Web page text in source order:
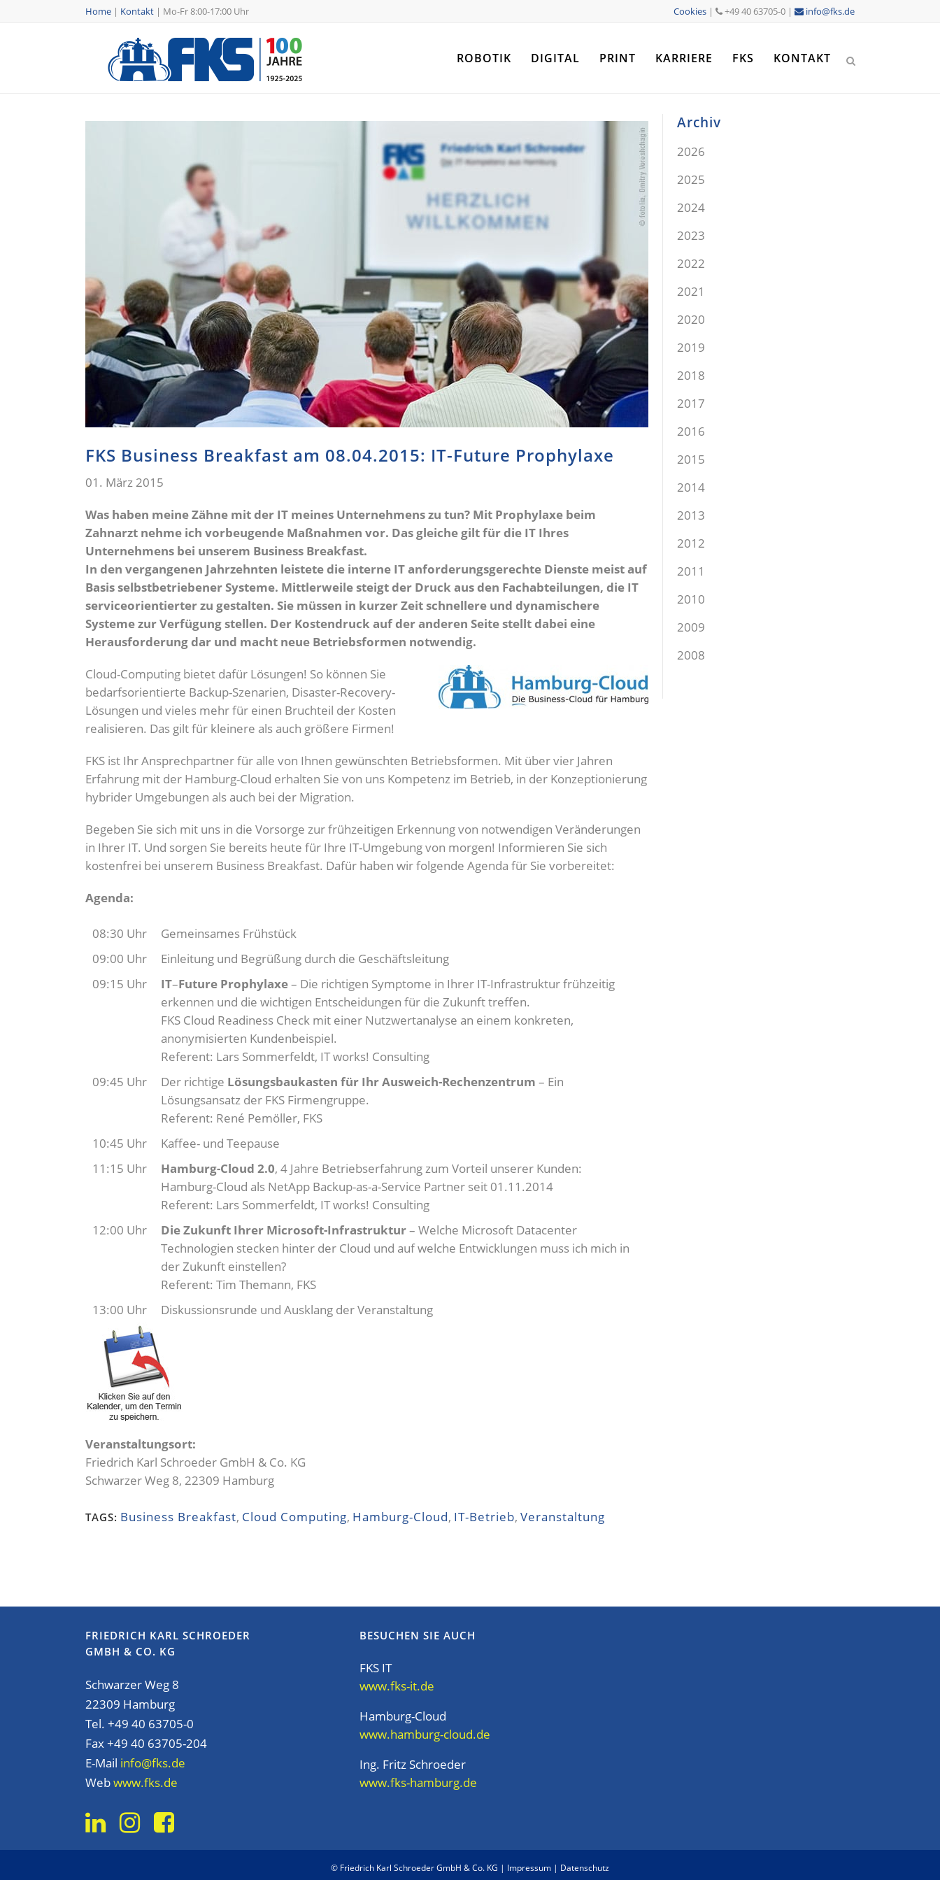
Home | Kontakt | Mo-Fr 8:00-17:00 Uhr Cookies | +49 40 63705-0 | info@fks.de
ROBOTIK DIGITAL PRINT KARRIERE FKS KONTAKT
FKS Business Breakfast am 08.04.2015: IT-Future Prophylaxe
01. März 2015
Was haben meine Zähne mit der IT meines Unternehmens zu tun? Mit Prophylaxe beim
Zahnarzt nehme ich vorbeugende Maßnahmen vor. Das gleiche gilt für die IT Ihres
Unternehmens bei unserem Business Breakfast.
In den vergangenen Jahrzehnten leistete die interne IT anforderungsgerechte Dienste meist auf
Basis selbstbetriebener Systeme. Mittlerweile steigt der Druck aus den Fachabteilungen, die IT
serviceorientierter zu gestalten. Sie müssen in kurzer Zeit schnellere und dynamischere
Systeme zur Verfügung stellen. Der Kostendruck auf der anderen Seite stellt dabei eine
Herausforderung dar und macht neue Betriebsformen notwendig.
Cloud-Computing bietet dafür Lösungen! So können Sie
bedarfsorientierte Backup-Szenarien, Disaster-Recovery-
Lösungen und vieles mehr für einen Bruchteil der Kosten
realisieren. Das gilt für kleinere als auch größere Firmen!
FKS ist Ihr Ansprechpartner für alle von Ihnen gewünschten Betriebsformen. Mit über vier Jahren
Erfahrung mit der Hamburg-Cloud erhalten Sie von uns Kompetenz im Betrieb, in der Konzeptionierung
hybrider Umgebungen als auch bei der Migration.
Begeben Sie sich mit uns in die Vorsorge zur frühzeitigen Erkennung von notwendigen Veränderungen
in Ihrer IT. Und sorgen Sie bereits heute für Ihre IT-Umgebung von morgen! Informieren Sie sich
kostenfrei bei unserem Business Breakfast. Dafür haben wir folgende Agenda für Sie vorbereitet:
Agenda:
08:30 Uhr
Gemeinsames Frühstück
09:00 Uhr
Einleitung und Begrüßung durch die Geschäftsleitung
09:15 Uhr
IT–Future Prophylaxe– Die richtigen Symptome in Ihrer IT-Infrastruktur frühzeitig
erkennen und die wichtigen Entscheidungen für die Zukunft treffen.
FKS Cloud Readiness Check mit einer Nutzwertanalyse an einem konkreten,
anonymisierten Kundenbeispiel.
Referent: Lars Sommerfeldt, IT works! Consulting
09:45 Uhr
Der richtige Lösungsbaukasten für Ihr Ausweich-Rechenzentrum – Ein
Lösungsansatz der FKS Firmengruppe.
Referent: René Pemöller, FKS
10:45 Uhr
Kaffee- und Teepause
11:15 Uhr
Hamburg-Cloud 2.0, 4 Jahre Betriebserfahrung zum Vorteil unserer Kunden:
Hamburg-Cloud als NetApp Backup-as-a-Service Partner seit 01.11.2014
Referent: Lars Sommerfeldt, IT works! Consulting
12:00 Uhr
Die Zukunft Ihrer Microsoft-Infrastruktur– Welche Microsoft Datacenter
Technologien stecken hinter der Cloud und auf welche Entwicklungen muss ich mich in
der Zukunft einstellen?
Referent: Tim Themann, FKS
13:00 Uhr
Diskussionsrunde und Ausklang der Veranstaltung
Veranstaltungsort:
Friedrich Karl Schroeder GmbH & Co. KG
Schwarzer Weg 8, 22309 Hamburg
TAGS: Business Breakfast, Cloud Computing, Hamburg-Cloud, IT-Betrieb, Veranstaltung
Archiv
2026
2025
2024
2023
2022
2021
2020
2019
2018
2017
2016
2015
2014
2013
2012
2011
2010
2009
2008
FRIEDRICH KARL SCHROEDER
GMBH & CO. KG
Schwarzer Weg 8
22309 Hamburg
Tel. +49 40 63705-0
Fax +49 40 63705-204
E-Mail info@fks.de
Webwww.fks.de
BESUCHEN SIE AUCH
FKS IT
www.fks-it.de
Hamburg-Cloud
www.hamburg-cloud.de
Ing. Fritz Schroeder
www.fks-hamburg.de
© Friedrich Karl Schroeder GmbH & Co. KG | Impressum | Datenschutz